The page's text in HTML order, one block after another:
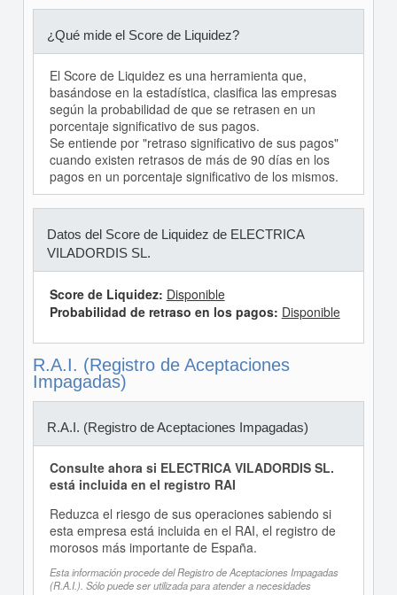
¿Qué mide el Score de Liquidez?
El Score de Liquidez es una herramienta que,
basándose en la estadística, clasifica las empresas
según la probabilidad de que se retrasen en un
porcentaje significativo de sus pagos.
Se entiende por "retraso significativo de sus pagos"
cuando existen retrasos de más de 90 días en los
pagos en un porcentaje significativo de los mismos.
Datos del Score de Liquidez de ELECTRICA
VILADORDIS SL.
Score de Liquidez: Disponible
Probabilidad de retraso en los pagos: Disponible
R.A.I. (Registro de Aceptaciones
Impagadas)
R.A.I. (Registro de Aceptaciones Impagadas)
Consulte ahora si ELECTRICA VILADORDIS SL.
está incluida en el registro RAI
Reduzca el riesgo de sus operaciones sabiendo si
esta empresa está incluida en el RAI, el registro de
morosos más importante de España.
Esta información procede del Registro de Aceptaciones Impagadas
(R.A.I.). Sólo puede ser utilizada para atender a necesidades